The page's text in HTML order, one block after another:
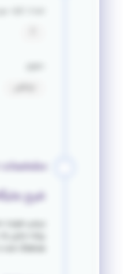
مشخصات
شرح